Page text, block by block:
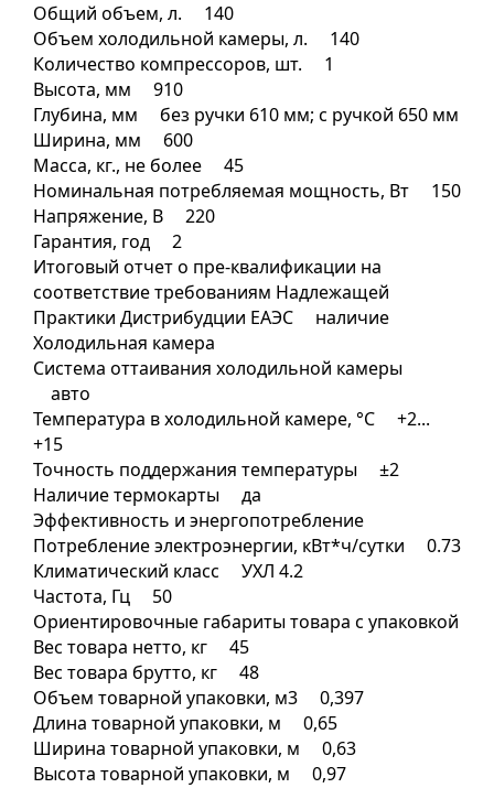
Общий объем, л. 140
Объем холодильной камеры, л. 140
Количество компрессоров, шт. 1
Высота, мм 910
Глубина, мм без ручки 610 мм; с ручкой 650 мм
Ширина, мм 600
Масса, кг., не более 45
Номинальная потребляемая мощность, Вт 150
Напряжение, В 220
Гарантия, год 2
Итоговый отчет о пре-квалификации на
соответствие требованиям Надлежащей
Практики Дистрибудции ЕАЭС наличие
Холодильная камера
Система оттаивания холодильной камеры
авто
Температура в холодильной камере, °C +2...
+15
Точность поддержания температуры ±2
Наличие термокарты да
Эффективность и энергопотребление
Потребление электроэнергии, кВт*ч/сутки 0.73
Климатический класс УХЛ 4.2
Частота, Гц 50
Ориентировочные габариты товара с упаковкой
Вес товара нетто, кг 45
Вес товара брутто, кг 48
Объем товарной упаковки, м3 0,397
Длина товарной упаковки, м 0,65
Ширина товарной упаковки, м 0,63
Высота товарной упаковки, м 0,97